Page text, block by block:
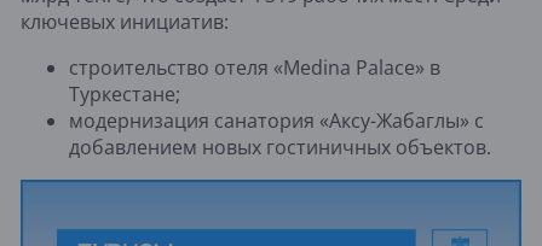
ключевых инициатив:
строительство отеля «Medina Palace» в
Туркестане;
модернизация санатория «Аксу-Жабаглы» с
добавлением новых гостиничных объектов.